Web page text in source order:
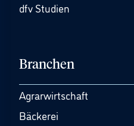
dfv Studien
Branchen
Agrarwirtschaft
Bäckerei